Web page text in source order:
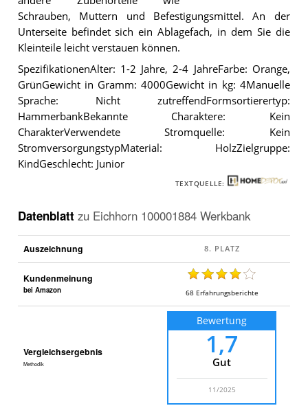
Eichhorn
100001884
Werkbank
Schrauben, Muttern und Befestigungsmittel. An der
Unterseite befindet sich ein Ablagefach, in dem Sie die
Kleinteile leicht verstauen können.
SpezifikationenAlter: 1-2 Jahre, 2-4 JahreFarbe: Orange,
GrünGewicht in Gramm: 4000Gewicht in kg: 4Manuelle
Sprache: Nicht zutreffendFormsortierertyp:
HammerbankBekannte Charaktere: Kein
CharakterVerwendete Stromquelle: Kein
StromversorgungstypMaterial: HolzZielgruppe:
KindGeschlecht: Junior
TEXTQUELLE:
Datenblatt zu Eichhorn 100001884 Werkbank
Auszeichnung
Kundenmeinung
bei Amazon 68 Erfahrungsberichte
Vergleichsergebnis
Methodik
Bewertung
1,7
Gut
11/2025